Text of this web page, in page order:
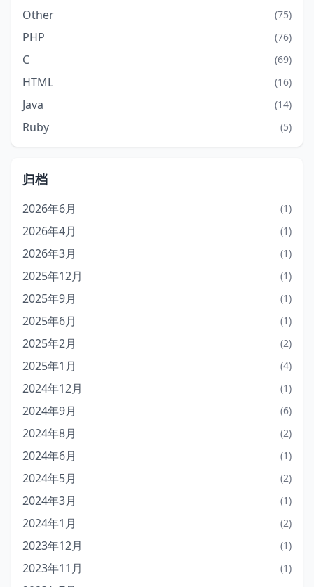
Other (75)
PHP (76)
C (69)
HTML (16)
Java (14)
Ruby (5)
归档
2026年6月 (1)
2026年4月 (1)
2026年3月 (1)
2025年12月 (1)
2025年9月 (1)
2025年6月 (1)
2025年2月 (2)
2025年1月 (4)
2024年12月 (1)
2024年9月 (6)
2024年8月 (2)
2024年6月 (1)
2024年5月 (2)
2024年3月 (1)
2024年1月 (2)
2023年12月 (1)
2023年11月 (1)